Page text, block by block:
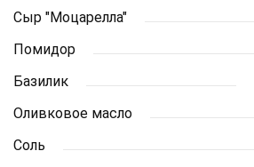
Сыр "Моцарелла"
Помидор
Базилик
Оливковое масло
Соль